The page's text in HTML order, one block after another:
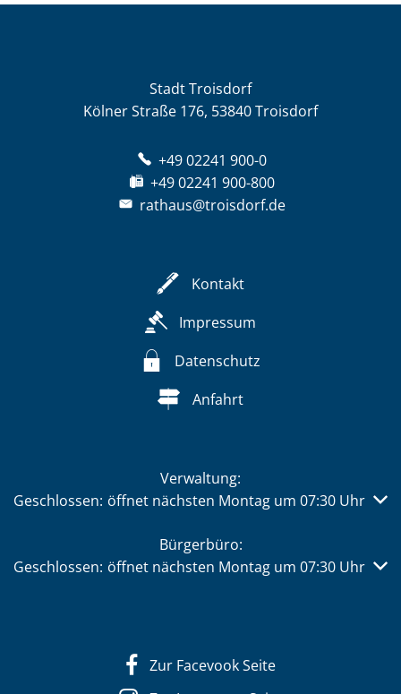
Stadt Troisdorf
Kölner Straße 176, 53840 Troisdorf
+49 02241 900-0
+49 02241 900-800
rathaus@troisdorf.de
Kontakt
Impressum
Datenschutz
Anfahrt
Verwaltung:
Klicken, um weitere Öffnungs- oder Schließzeiten
Geschlossen: öffnet nächsten Montag um 07:30 Uhr
Bürgerbüro:
Klicken, um weitere Öffnungs- oder Schließzeiten
Geschlossen: öffnet nächsten Montag um 07:30 Uhr
Zur Facevook Seite